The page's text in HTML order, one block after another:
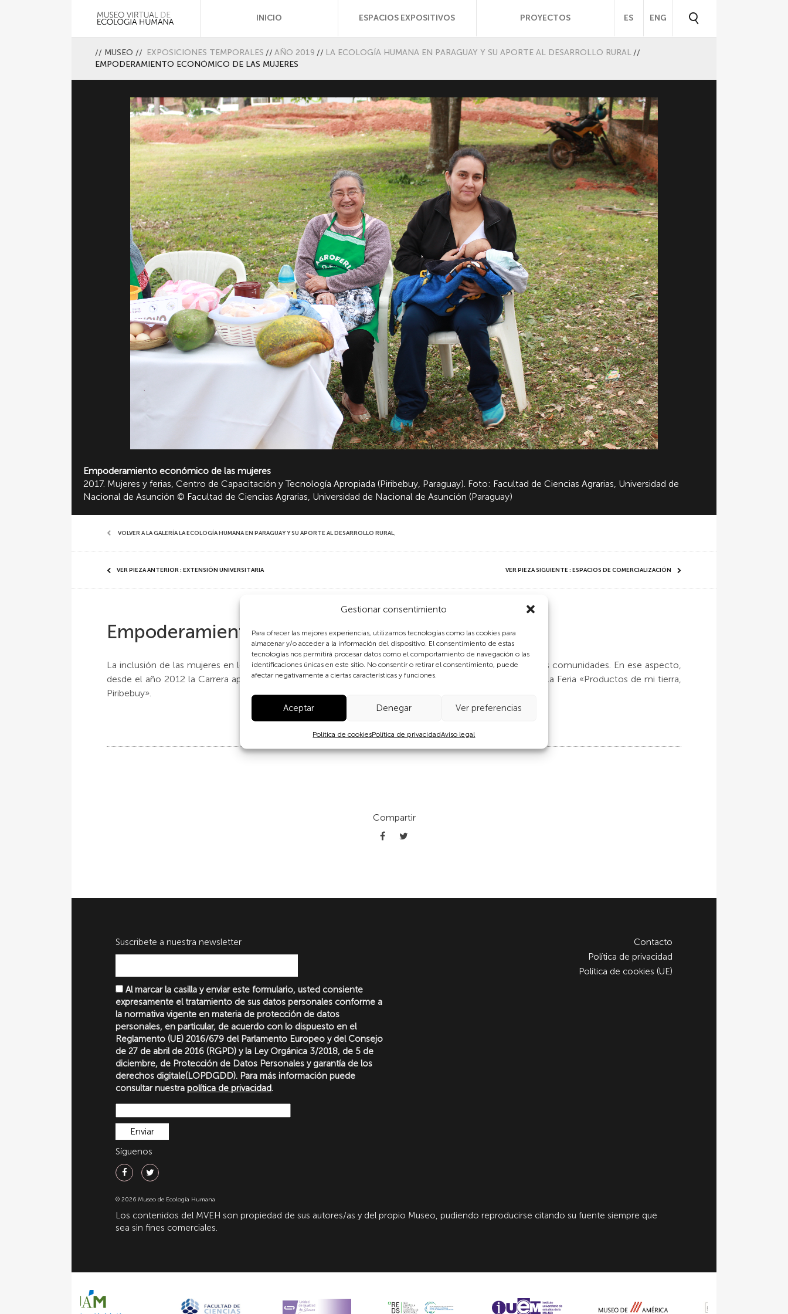
Gestionar consentimiento
Para ofrecer las mejores experiencias, utilizamos tecnologías como las cookies para
almacenar y/o acceder a la información del dispositivo. El consentimiento de estas
tecnologías nos permitirá procesar datos como el comportamiento de navegación o las
identificaciones únicas en este sitio. No consentir o retirar el consentimiento, puede
afectar negativamente a ciertas características y funciones.
Aceptar Denegar Ver preferencias
Política de cookiesPolítica de privacidadAviso legal
INICIO ESPACIOS EXPOSITIVOS PROYECTOS ES ENG
// MUSEO // EXPOSICIONES TEMPORALES // AÑO 2019 // LA ECOLOGÍA HUMANA EN PARAGUAY Y SU APORTE AL DESARROLLO RURAL //
EMPODERAMIENTO ECONÓMICO DE LAS MUJERES
Empoderamiento económico de las mujeres
2017. Mujeres y ferias, Centro de Capacitación y Tecnología Apropiada (Piribebuy, Paraguay). Foto: Facultad de Ciencias Agrarias, Universidad de
Nacional de Asunción © Facultad de Ciencias Agrarias, Universidad de Nacional de Asunción (Paraguay)
VOLVER A LA GALERÍA LA ECOLOGÍA HUMANA EN PARAGUAY Y SU APORTE AL DESARROLLO RURAL,
VER PIEZA ANTERIOR : EXTENSIÓN UNIVERSITARIA VER PIEZA SIGUIENTE : ESPACIOS DE COMERCIALIZACIÓN
Empoderamiento económico de las mujeres
La inclusión de las mujeres en los circuitos económicos locales es fundamental para el desarrollo de las comunidades. En ese aspecto,
desde el año 2012 la Carrera apoya a diferentes comités integrados por mujeres para que participen de la Feria «Productos de mi tierra,
Piribebuy».
Compartir
Suscribete a nuestra newsletter
Al marcar la casilla y enviar este formulario, usted consiente
expresamente el tratamiento de sus datos personales conforme a
la normativa vigente en materia de protección de datos
personales, en particular, de acuerdo con lo dispuesto en el
Reglamento (UE) 2016/679 del Parlamento Europeo y del Consejo
de 27 de abril de 2016 (RGPD) y la Ley Orgánica 3/2018, de 5 de
diciembre, de Protección de Datos Personales y garantía de los
derechos digitale(LOPDGDD). Para más información puede
consultar nuestra política de privacidad.
Síguenos
© 2026 Museo de Ecología Humana
Contacto
Política de privacidad
Política de cookies (UE)
Los contenidos del MVEH son propiedad de sus autores/as y del propio Museo, pudiendo reproducirse citando su fuente siempre que
sea sin fines comerciales.